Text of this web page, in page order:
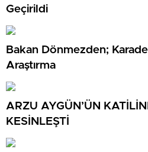
Geçirildi
Bakan Dönmezden;
Araştırma
ARZU AYGÜN’ÜN
KESİNLEŞTİ